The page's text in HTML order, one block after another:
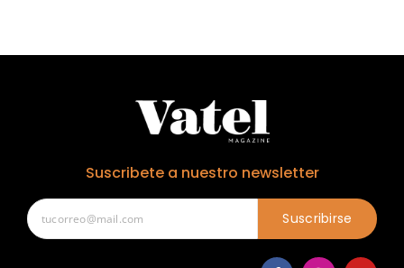
Suscribete a nuestro newsletter
Suscribirse